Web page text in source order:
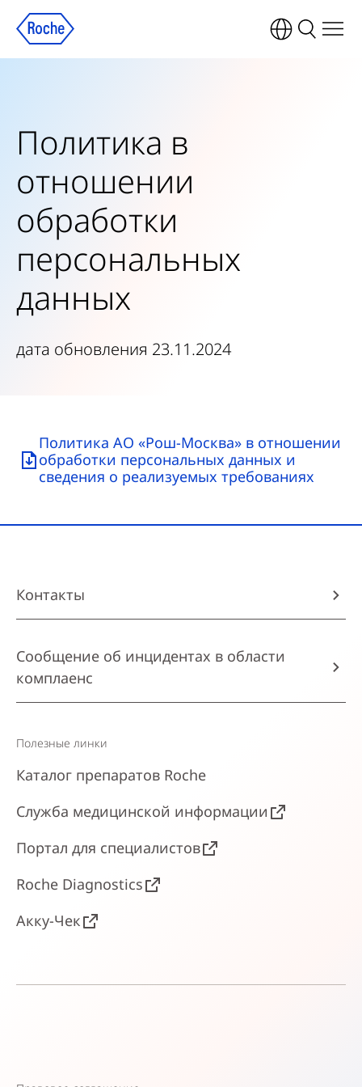
Политика в
отношении
обработки
персональных
данных
дата обновления 23.11.2024
Политика АО «Рош-Москва» в отношении
обработки персональных данных и
сведения о реализуемых требованиях
Контакты
Сообщение об инцидентах в области
комплаенс
Полезные линки
Каталог препаратов Roche
Служба медицинской информации
Портал для специалистов
Roche Diagnostics
Акку-Чек